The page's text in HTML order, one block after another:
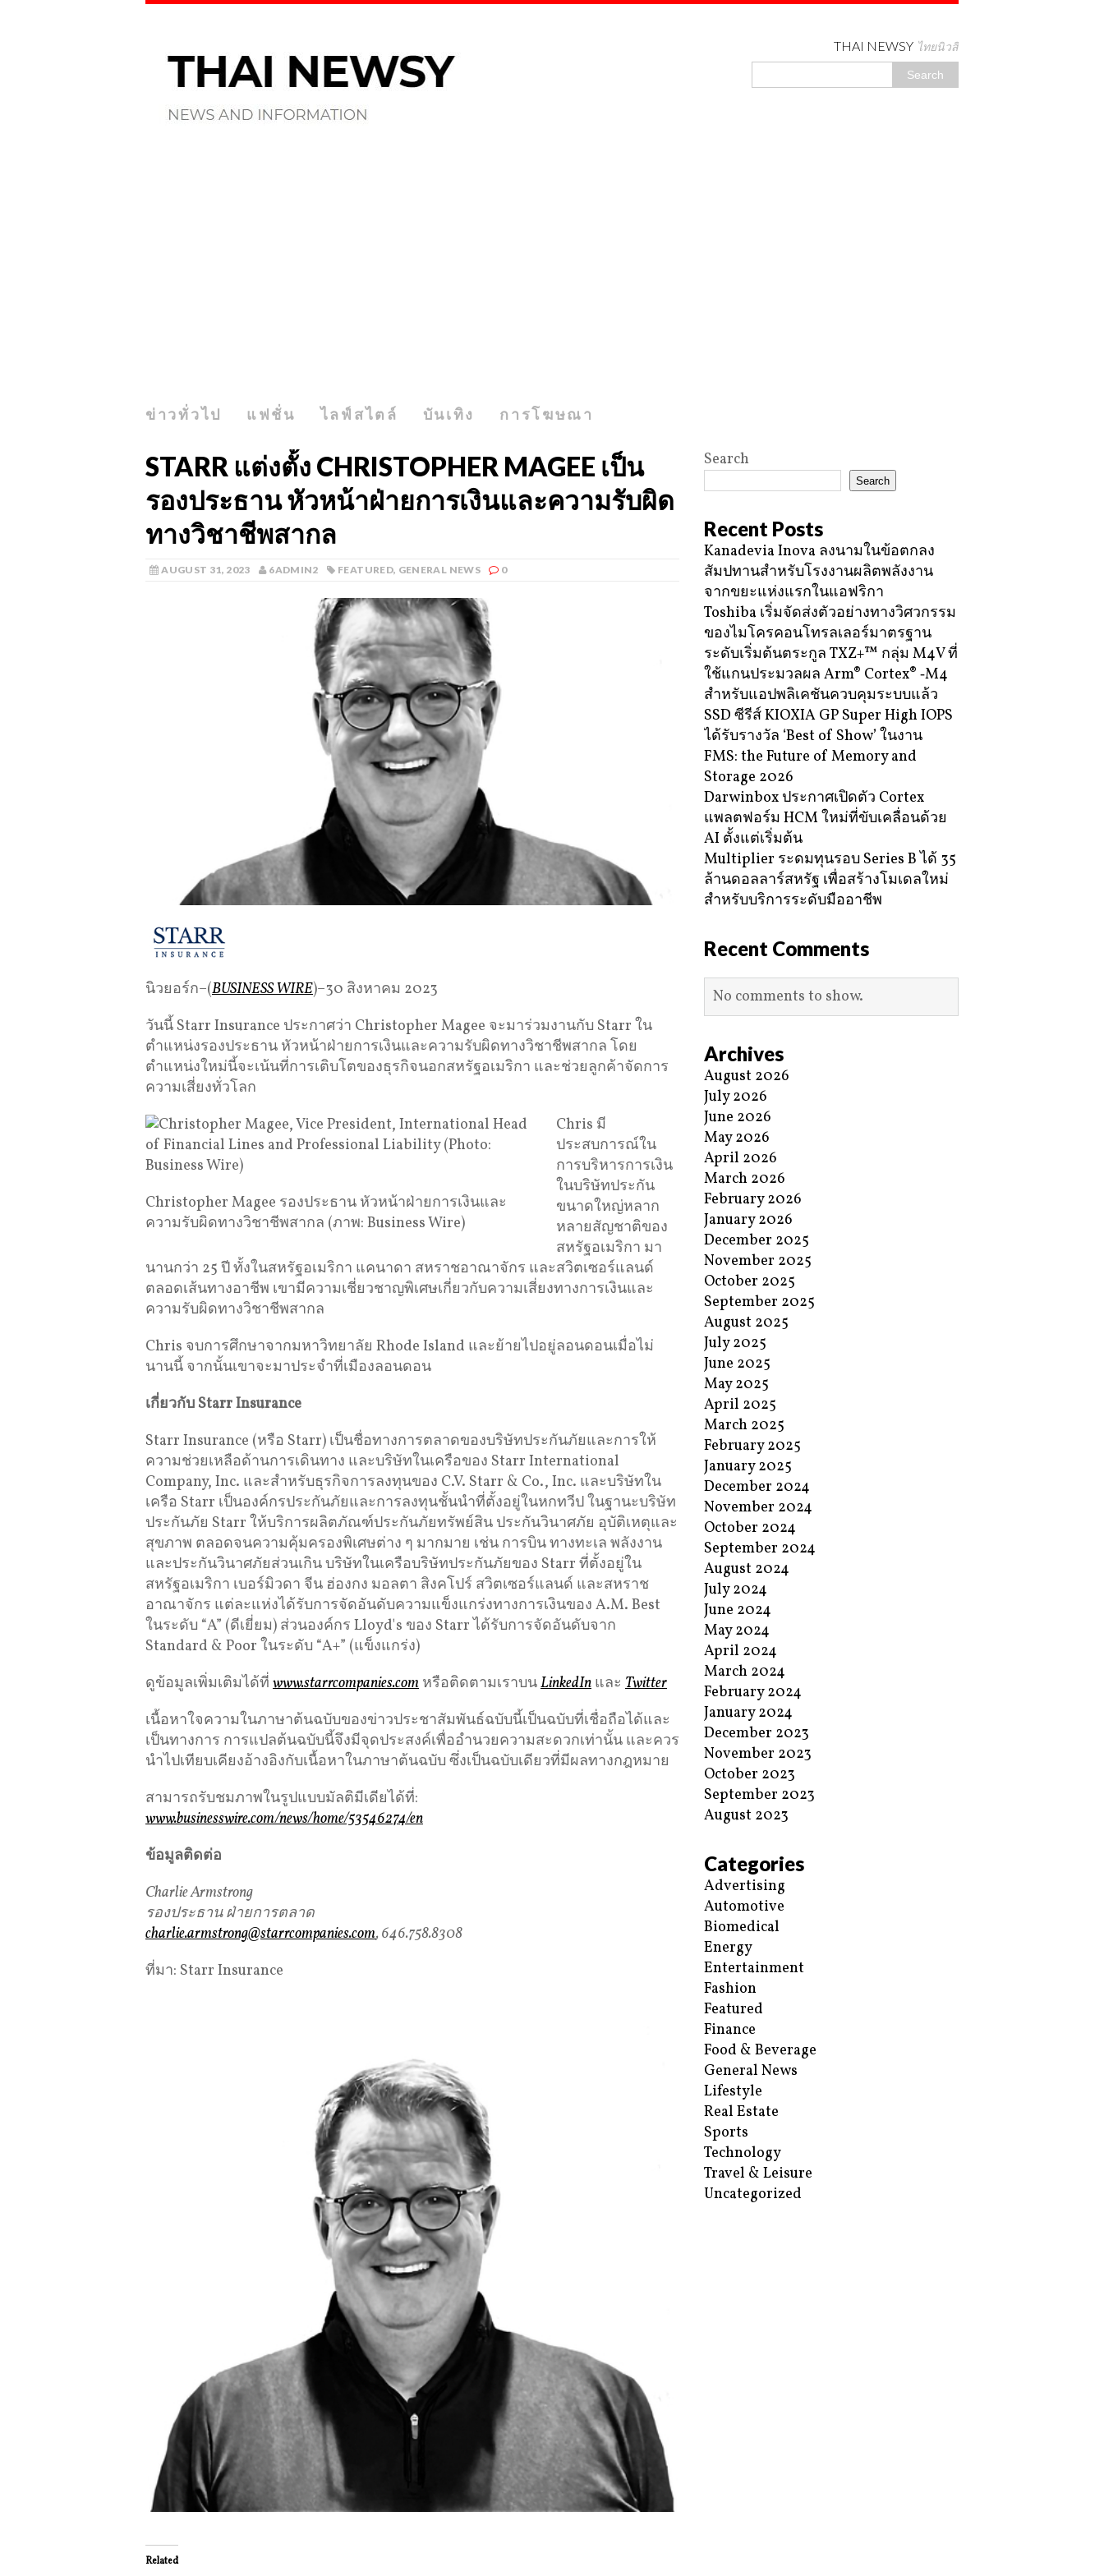
THAI NEWSY ไทยนิวสี่
ข่าวทั่วไป แฟชั่น ไลฟ์สไตล์ บันเทิง การโฆษณา
STARR แต่งตั้ง CHRISTOPHER MAGEE เป็น
รองประธาน หัวหน้าฝ่ายการเงินและความรับผิด
ทางวิชาชีพสากล
AUGUST 31, 2023 6ADMIN2 FEATURED, GENERAL NEWS 0
นิวยอร์ก–(BUSINESS WIRE)–30 สิงหาคม 2023
วันนี้ Starr Insurance ประกาศว่า Christopher Magee จะมาร่วมงานกับ Starr ใน
ตำแหน่งรองประธาน หัวหน้าฝ่ายการเงินและความรับผิดทางวิชาชีพสากล โดย
ตำแหน่งใหม่นี้จะเน้นที่การเติบโตของธุรกิจนอกสหรัฐอเมริกา และช่วยลูกค้าจัดการ
ความเสี่ยงทั่วโลก
Christopher Magee รองประธาน หัวหน้าฝ่ายการเงินและ
ความรับผิดทางวิชาชีพสากล (ภาพ: Business Wire)
Chris มี
ประสบการณ์ใน
การบริหารการเงิน
ในบริษัทประกัน
ขนาดใหญ่หลาก
หลายสัญชาติของ
สหรัฐอเมริกา มา
นานกว่า 25 ปี ทั้งในสหรัฐอเมริกา แคนาดา สหราชอาณาจักร และสวิตเซอร์แลนด์
ตลอดเส้นทางอาชีพ เขามีความเชี่ยวชาญพิเศษเกี่ยวกับความเสี่ยงทางการเงินและ
ความรับผิดทางวิชาชีพสากล
Chris จบการศึกษาจากมหาวิทยาลัย Rhode Island และย้ายไปอยู่ลอนดอนเมื่อไม่
นานนี้ จากนั้นเขาจะมาประจำที่เมืองลอนดอน
เกี่ยวกับ Starr Insurance
Starr Insurance (หรือ Starr) เป็นชื่อทางการตลาดของบริษัทประกันภัยและการให้
ความช่วยเหลือด้านการเดินทาง และบริษัทในเครือของ Starr International
Company, Inc. และสำหรับธุรกิจการลงทุนของ C.V. Starr & Co., Inc. และบริษัทใน
เครือ Starr เป็นองค์กรประกันภัยและการลงทุนชั้นนำที่ตั้งอยู่ในหกทวีป ในฐานะบริษัท
ประกันภัย Starr ให้บริการผลิตภัณฑ์ประกันภัยทรัพย์สิน ประกันวินาศภัย อุบัติเหตุและ
สุขภาพ ตลอดจนความคุ้มครองพิเศษต่าง ๆ มากมาย เช่น การบิน ทางทะเล พลังงาน
และประกันวินาศภัยส่วนเกิน บริษัทในเครือบริษัทประกันภัยของ Starr ที่ตั้งอยู่ใน
สหรัฐอเมริกา เบอร์มิวดา จีน ฮ่องกง มอลตา สิงคโปร์ สวิตเซอร์แลนด์ และสหราช
อาณาจักร แต่ละแห่งได้รับการจัดอันดับความแข็งแกร่งทางการเงินของ A.M. Best
ในระดับ “A” (ดีเยี่ยม) ส่วนองค์กร Lloyd's ของ Starr ได้รับการจัดอันดับจาก
Standard & Poor ในระดับ “A+” (แข็งแกร่ง)
ดูข้อมูลเพิ่มเติมได้ที่ www.starrcompanies.com หรือติดตามเราบนLinkedIn และ Twitter
เนื้อหาใจความในภาษาต้นฉบับของข่าวประชาสัมพันธ์ฉบับนี้เป็นฉบับที่เชื่อถือได้และ
เป็นทางการ การแปลต้นฉบับนี้จึงมีจุดประสงค์เพื่ออำนวยความสะดวกเท่านั้น และควร
นำไปเทียบเคียงอ้างอิงกับเนื้อหาในภาษาต้นฉบับ ซึ่งเป็นฉบับเดียวที่มีผลทางกฎหมาย
สามารถรับชมภาพในรูปแบบมัลติมีเดียได้ที่:
www.businesswire.com/news/home/53546274/en
ข้อมูลติดต่อ
Charlie Armstrong
รองประธาน ฝ่ายการตลาด
charlie.armstrong@starrcompanies.com, 646.758.8308
ที่มา: Starr Insurance
Related
Search
Search
Recent Posts
Kanadevia Inova ลงนามในข้อตกลง
สัมปทานสำหรับโรงงานผลิตพลังงาน
จากขยะแห่งแรกในแอฟริกา
Toshiba เริ่มจัดส่งตัวอย่างทางวิศวกรรม
ของไมโครคอนโทรลเลอร์มาตรฐาน
ระดับเริ่มต้นตระกูล TXZ+™ กลุ่ม M4V ที่
ใช้แกนประมวลผล Arm® Cortex® ‑M4
สำหรับแอปพลิเคชันควบคุมระบบแล้ว
SSD ซีรีส์ KIOXIA GP Super High IOPS
ได้รับรางวัล ‘Best of Show’ ในงาน
FMS: the Future of Memory and
Storage 2026
Darwinbox ประกาศเปิดตัว Cortex
แพลตฟอร์ม HCM ใหม่ที่ขับเคลื่อนด้วย
AI ตั้งแต่เริ่มต้น
Multiplier ระดมทุนรอบ Series B ได้ 35
ล้านดอลลาร์สหรัฐ เพื่อสร้างโมเดลใหม่
สำหรับบริการระดับมืออาชีพ
Recent Comments
No comments to show.
Archives
August 2026
July 2026
June 2026
May 2026
April 2026
March 2026
February 2026
January 2026
December 2025
November 2025
October 2025
September 2025
August 2025
July 2025
June 2025
May 2025
April 2025
March 2025
February 2025
January 2025
December 2024
November 2024
October 2024
September 2024
August 2024
July 2024
June 2024
May 2024
April 2024
March 2024
February 2024
January 2024
December 2023
November 2023
October 2023
September 2023
August 2023
Categories
Advertising
Automotive
Biomedical
Energy
Entertainment
Fashion
Featured
Finance
Food & Beverage
General News
Lifestyle
Real Estate
Sports
Technology
Travel & Leisure
Uncategorized